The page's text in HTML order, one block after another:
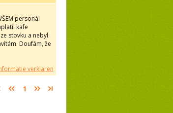
personál
kafe
stovku a nebyl
Doufám, že
verklaren
1